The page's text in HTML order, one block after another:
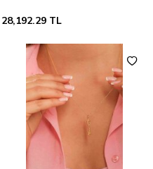
28,192.29 TL